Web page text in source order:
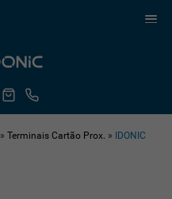
»Terminais Cartão Prox. »
IDONIC